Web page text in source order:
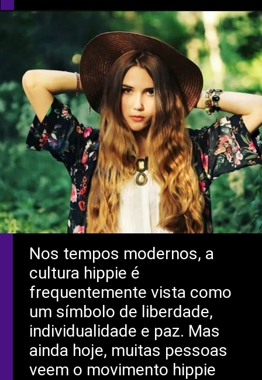
Nos tempos modernos, a
cultura hippie é
frequentemente vista como
um símbolo de liberdade,
individualidade e paz. Mas
ainda hoje, muitas pessoas
veem o movimento hippie